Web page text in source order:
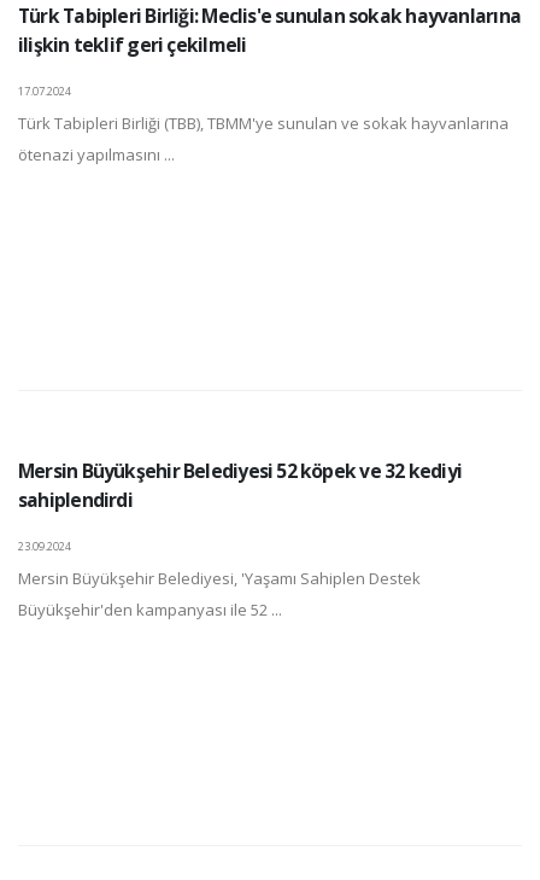
Türk Tabipleri Birliği: Meclis'e sunulan sokak hayvanlarına
ilişkin teklif geri çekilmeli
17.07.2024
Türk Tabipleri Birliği (TBB), TBMM'ye sunulan ve sokak hayvanlarına
ötenazi yapılmasını ...
Mersin Büyükşehir Belediyesi 52 köpek ve 32 kediyi
sahiplendirdi
23.09.2024
Mersin Büyükşehir Belediyesi, 'Yaşamı Sahiplen Destek
Büyükşehir'den kampanyası ile 52 ...